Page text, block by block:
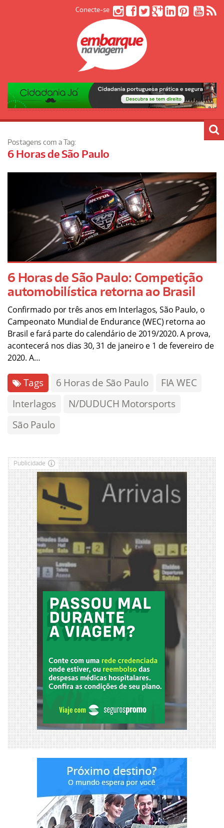
Conecte-se
Postagens com a Tag:
6 Horas de São Paulo
6 Horas de São Paulo: Competição
automobilística retorna ao Brasil
Confirmado por três anos em Interlagos, São Paulo, o
Campeonato Mundial de Endurance (WEC) retorna ao
Brasil e fará parte do calendário de 2019/2020. A prova,
acontecerá nos dias 30, 31 de janeiro e 1 de fevereiro de
2020. A…
Tags 6 Horas de São Paulo
FIA WEC
Interlagos
N/DUDUCH Motorsports
São Paulo
Publicidade